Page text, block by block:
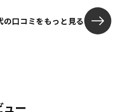
。なによりレス
肢が少なかった
の口コミをもっと見る
ー